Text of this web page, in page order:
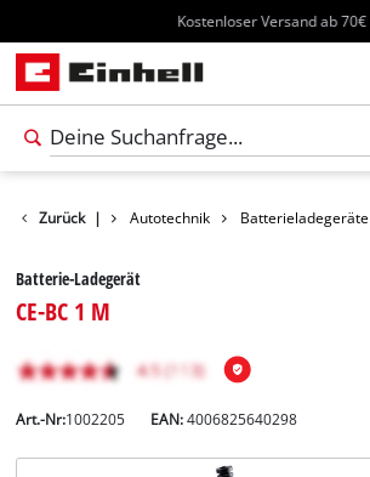
Kostenloser Versand ab 70€
Zurück |
Freizeit Autotechnik Batterieladegeräte
Batterie-Ladegerät
CE-BC 1 M
Art.-Nr:1002205 EAN:4006825640298